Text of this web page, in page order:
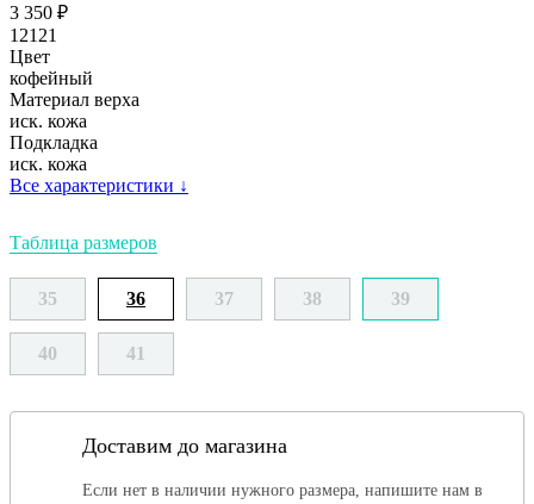
3 350 ₽
12121
Цвет
кофейный
Материал верха
иск. кожа
Подкладка
иск. кожа
Все характеристики ↓
Таблица размеров
35 36 37 38 39
40 41
Доставим до магазина
Если нет в наличии нужного размера, напишите нам в